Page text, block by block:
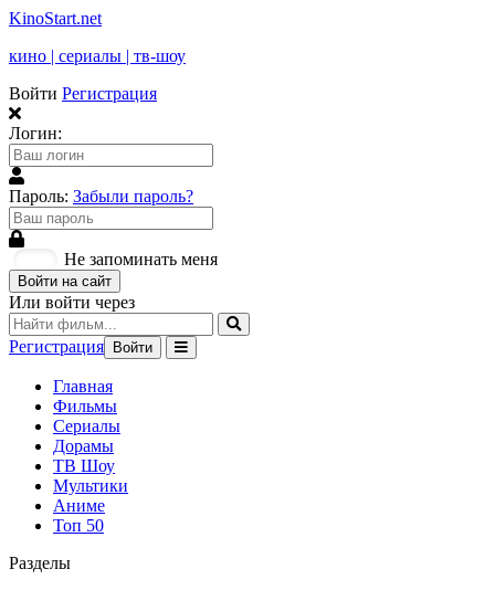
KinoStart.net
кино | сериалы | тв-шоу
Войти Регистрация
Логин:
Пароль: Забыли пароль?
Не запоминать меня
Войти на сайт
Или войти через
Регистрация Войти
Главная
Фильмы
Сериалы
Дорамы
ТВ Шоу
Мультики
Аниме
Топ 50
Разделы